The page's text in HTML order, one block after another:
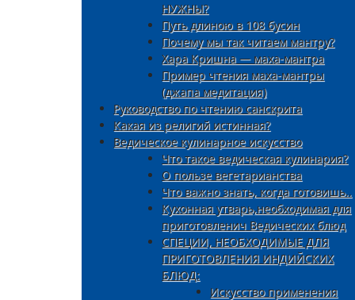
НУЖНЫ?
Путь длиною в 108 бусин
Почему мы так читаем мантру?
Хара Кришна — маха-мантра
Пример чтения маха-мантры
(джапа медитация)
Руководство по чтению санскрита
Какая из религий истинная?
Ведическое кулинарное искусство
Что такое ведическая кулинария?
О пользе вегетарианства
Что важно знать, когда готовишь..
Кухонная утварь,необходимая для
приготовленич Ведических блюд
СПЕЦИИ, НЕОБХОДИМЫЕ ДЛЯ
ПРИГОТОВЛЕНИЯ ИНДИЙСКИХ
БЛЮД:
Искусство применения